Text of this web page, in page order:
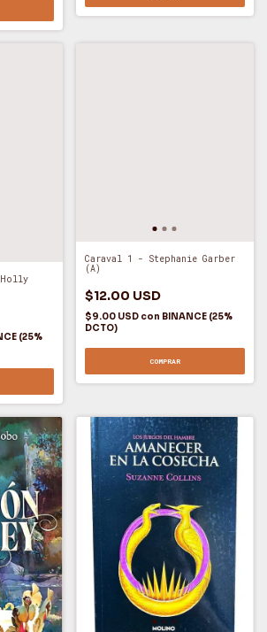
(25%
Caraval 1 - Stephanie Garber
(A)
$12.00 USD
$9.00 USD con BINANCE (25%
DCTO)
COMPRAR